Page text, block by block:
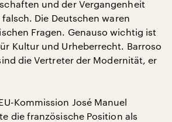
und der Vergangenheit
Die Deutschen waren
Fragen. Genauso wichtig ist
Kultur und Urheberrecht. Barroso
die Vertreter der Modernität, er
Kommission José Manuel
die französische Position als